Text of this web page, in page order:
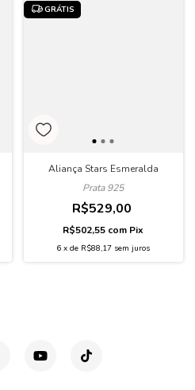
GRÁTIS
Aliança Stars Esmeralda
Prata 925
R$529,00
R$502,55 com Pix
6 xde R$88,17 sem juros